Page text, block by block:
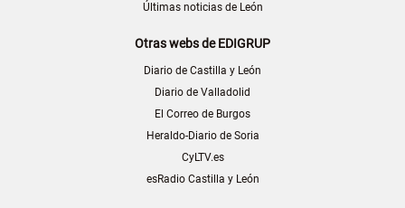
Últimas noticias de León
Otras webs de EDIGRUP
Diario de Castilla y León
Diario de Valladolid
El Correo de Burgos
Heraldo-Diario de Soria
CyLTV.es
esRadio Castilla y León